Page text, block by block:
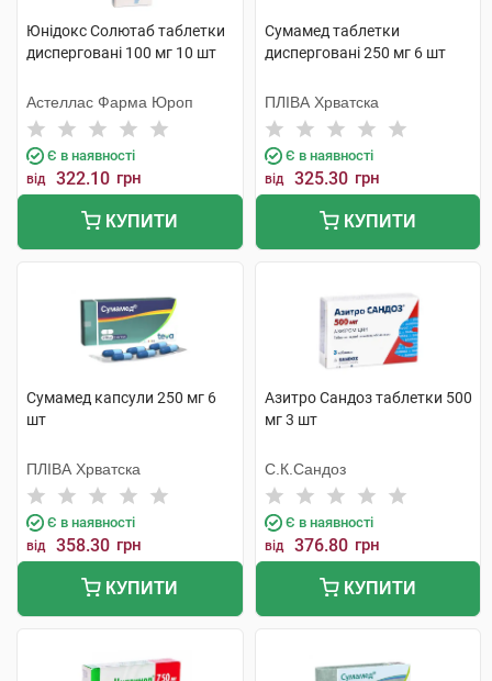
Юнідокс Солютаб таблетки
дисперговані 100 мг 10 шт
Астеллас Фарма Юроп
Є в наявності
від 322.10 грн
КУПИТИ
Сумамед таблетки
дисперговані 250 мг 6 шт
ПЛІВА Хрватска
Є в наявності
від 325.30 грн
КУПИТИ
Сумамед капсули 250 мг 6
шт
ПЛІВА Хрватска
Є в наявності
від 358.30 грн
КУПИТИ
Азитро Сандоз таблетки 500
мг 3 шт
С.К.Сандоз
Є в наявності
від 376.80 грн
КУПИТИ